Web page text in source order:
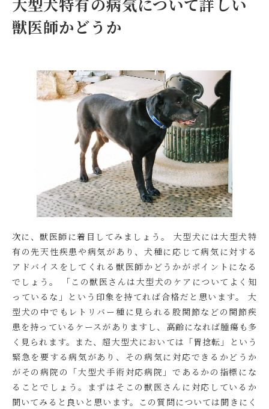
獣医師かどうか
次に、獣医師に着目してみましょう。 大型犬には大型犬特
有の先天性疾患や病気があり、犬種に応じて病気に対する
アドバイスをしてくれる獣医師かどうかがポイントになる
でしょう。 「この獣医さんは大型犬のケアについてよく知
っているな」という印象を持てれば合格だと思います。 大
型犬の中でもレトリバー種に見られる股関節などの関節疾
患を持っているケースがありますし、高齢になれば腫瘍も多
く見られます。また、超大型犬においては「胃捻転」という
緊急を要する病気があり、その病気に対応できるかどうか
がその病院の「大型犬手術対応病院」であるかの指標にな
ることでしょう。まずはそこの獣医さんに対応しているか
聞いてみると良いと思います。この質問については聞きにく